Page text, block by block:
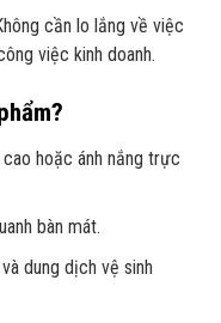
cần lo lắng về việc
việc kinh doanh.
hoặc ánh nắng trực
bàn mát.
dung dịch vệ sinh